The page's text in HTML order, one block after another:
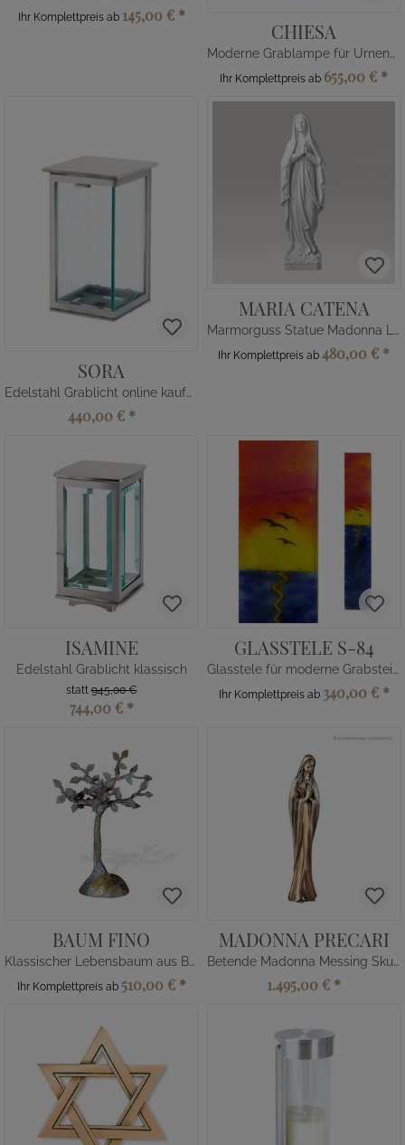
Ihr Komplettpreis ab 145,00 € *
CHIESA
Moderne Grablampe für Urnengrab
Ihr Komplettpreis ab 655,00 € *
SORA
Edelstahl Grablicht online kaufen
440,00 € *
MARIA CATENA
Marmorguss Statue Madonna Lourdes
Ihr Komplettpreis ab 480,00 € *
ISAMINE
Edelstahl Grablicht klassisch
statt945,00 €
744,00 € *
GLASSTELE S-84
Glasstele für moderne Grabsteine Sonnenuntargang
Ihr Komplettpreis ab 340,00 € *
BAUM FINO
Klassischer Lebensbaum aus Bronze
Ihr Komplettpreis ab 510,00 € *
MADONNA PRECARI
Betende Madonna Messing Skulptur
1.495,00 € *